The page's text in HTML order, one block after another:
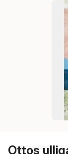
Ottos